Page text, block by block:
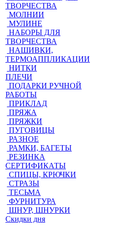
ТВОРЧЕСТВА
МОЛНИИ
МУЛИНЕ
НАБОРЫ ДЛЯ
ТВОРЧЕСТВА
НАШИВКИ,
ТЕРМОАППЛИКАЦИИ
НИТКИ
ПЛЕЧИ
ПОДАРКИ РУЧНОЙ
РАБОТЫ
ПРИКЛАД
ПРЯЖА
ПРЯЖКИ
ПУГОВИЦЫ
РАЗНОЕ
РАМКИ, БАГЕТЫ
РЕЗИНКА
СЕРТИФИКАТЫ
СПИЦЫ, КРЮЧКИ
СТРАЗЫ
ТЕСЬМА
ФУРНИТУРА
ШНУР, ШНУРКИ
Скидки дня